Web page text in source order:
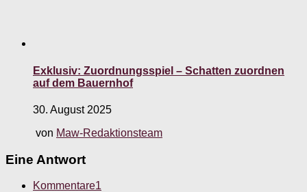
Exklusiv: Zuordnungsspiel – Schatten zuordnen
auf dem Bauernhof
30. August 2025
von Maw-Redaktionsteam
Eine Antwort
Kommentare1